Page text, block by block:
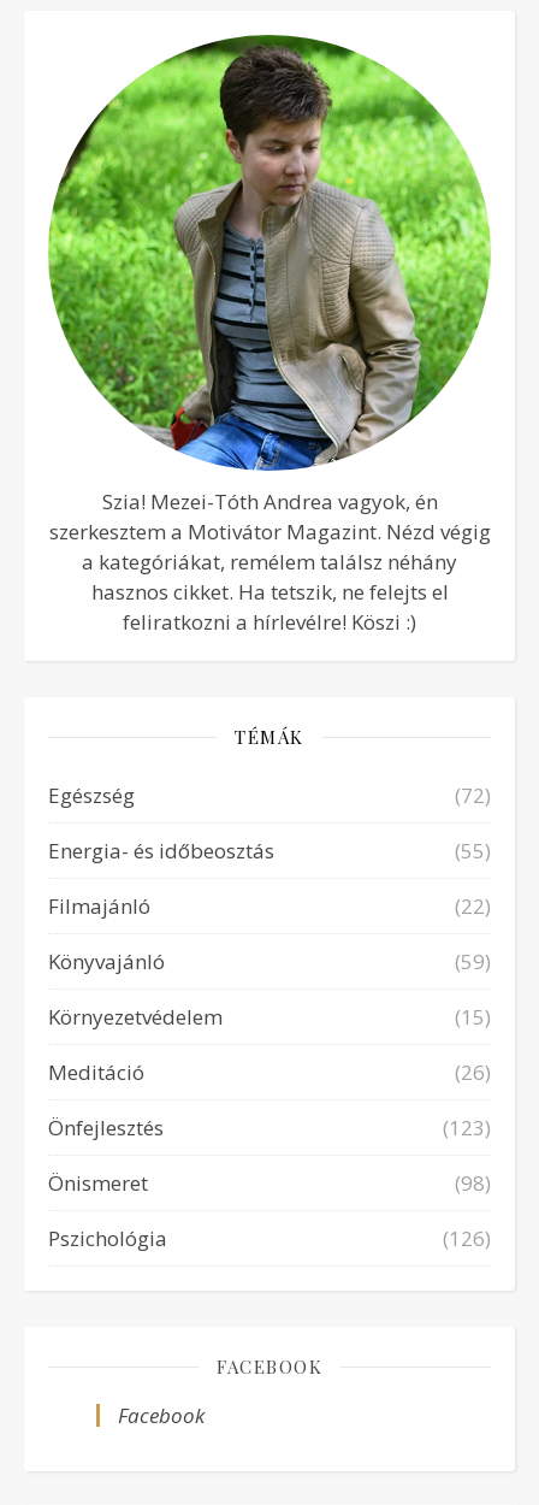
Szia! Mezei-Tóth Andrea vagyok, én
szerkesztem a Motivátor Magazint. Nézd végig
a kategóriákat, remélem találsz néhány
hasznos cikket. Ha tetszik, ne felejts el
feliratkozni a hírlevélre! Köszi :)
TÉMÁK
Egészség
(72)
Energia- és időbeosztás
(55)
Filmajánló
(22)
Könyvajánló
(59)
Környezetvédelem
(15)
Meditáció
(26)
Önfejlesztés
(123)
Önismeret
(98)
Pszichológia
(126)
FACEBOOK
Facebook